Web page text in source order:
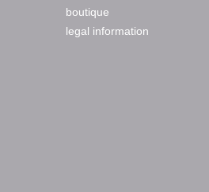
boutique
legal information